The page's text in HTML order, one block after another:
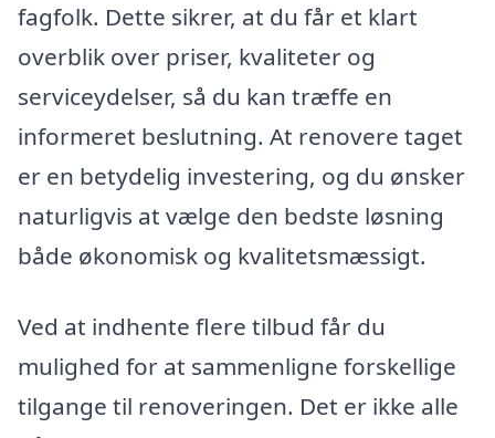
fagfolk. Dette sikrer, at du får et klart
overblik over priser, kvaliteter og
serviceydelser, så du kan træffe en
informeret beslutning. At renovere taget
er en betydelig investering, og du ønsker
naturligvis at vælge den bedste løsning
både økonomisk og kvalitetsmæssigt.
Ved at indhente flere tilbud får du
mulighed for at sammenligne forskellige
tilgange til renoveringen. Det er ikke alle